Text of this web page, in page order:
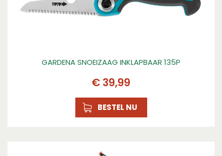
GARDENA SNOEIZAAG INKLAPBAAR 135P
€ 39,99
BESTEL NU